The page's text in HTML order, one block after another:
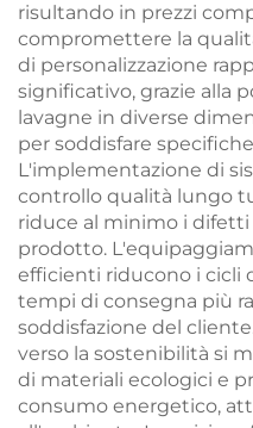
risultando in prezzi
compromettere la
di personalizzazione
significativo, grazie alla
lavagne in diverse
per soddisfare
L'implementazione di
controllo qualità lungo
riduce al minimo i
prodotto.
efficienti riducono i cicli
tempi di consegna più
soddisfazione del
verso la sostenibilità si
di materiali ecologici e
consumo energetico,